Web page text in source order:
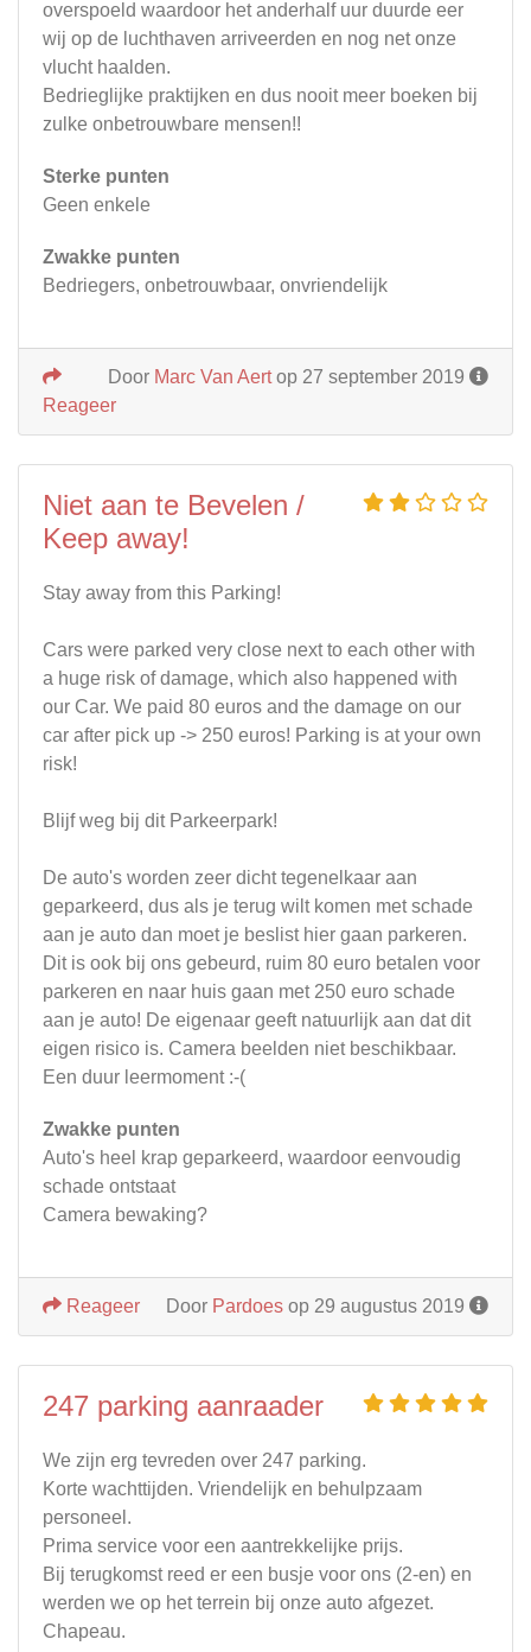
overspoeld waardoor het anderhalf uur duurde eer
wij op de luchthaven arriveerden en nog net onze
vlucht haalden.
Bedrieglijke praktijken en dus nooit meer boeken bij
zulke onbetrouwbare mensen!!
Sterke punten
Geen enkele
Zwakke punten
Bedriegers, onbetrouwbaar, onvriendelijk
Door Marc Van Aertop 27 september 2019
Reageer
Niet aan te Bevelen /
Keep away!
Stay away from this Parking!
Cars were parked very close next to each other with
a huge risk of damage, which also happened with
our Car. We paid 80 euros and the damage on our
car after pick up -> 250 euros! Parking is at your own
risk!
Blijf weg bij dit Parkeerpark!
De auto's worden zeer dicht tegenelkaar aan
geparkeerd, dus als je terug wilt komen met schade
aan je auto dan moet je beslist hier gaan parkeren.
Dit is ook bij ons gebeurd, ruim 80 euro betalen voor
parkeren en naar huis gaan met 250 euro schade
aan je auto! De eigenaar geeft natuurlijk aan dat dit
eigen risico is. Camera beelden niet beschikbaar.
Een duur leermoment :-(
Zwakke punten
Auto's heel krap geparkeerd, waardoor eenvoudig
schade ontstaat
Camera bewaking?
Door Pardoes op 29 augustus 2019
Reageer
247 parking aanraader
We zijn erg tevreden over 247 parking.
Korte wachttijden. Vriendelijk en behulpzaam
personeel.
Prima service voor een aantrekkelijke prijs.
Bij terugkomst reed er een busje voor ons (2-en) en
werden we op het terrein bij onze auto afgezet.
Chapeau.